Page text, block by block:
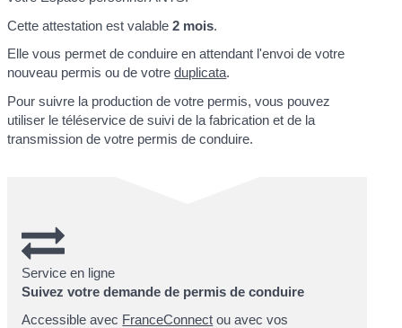
Cette attestation est valable2 mois.
Elle vous permet de conduire en attendant l'envoi de votre
nouveau permis ou de votreduplicata.
Pour suivre la production de votre permis, vous pouvez
utiliser le téléservice de suivi de la fabrication et de la
transmission de votre permis de conduire.
Service en ligne
Suivez votre demande de permis de conduire
Accessible avec FranceConnect ou avec vos